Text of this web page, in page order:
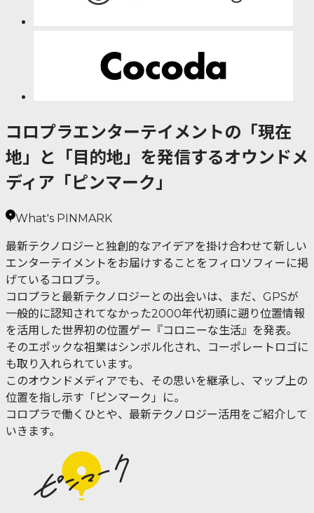
コロプラエンターテイメントの「現在
地」と「目的地」を発信するオウンドメ
ディア「ピンマーク」
What's PINMARK
最新テクノロジーと独創的なアイデアを掛け合わせて新しい
エンターテイメントをお届けすることをフィロソフィーに掲
げているコロプラ。
コロプラと最新テクノロジーとの出会いは、まだ、GPSが
一般的に認知されてなかった2000年代初頭に遡り位置情報
を活用した世界初の位置ゲー『コロニーな生活』を発表。
そのエポックな祖業はシンボル化され、コーポレートロゴに
も取り入れられています。
このオウンドメディアでも、その思いを継承し、マップ上の
位置を指し示す「ピンマーク」に。
コロプラで働くひとや、最新テクノロジー活用をご紹介して
いきます。